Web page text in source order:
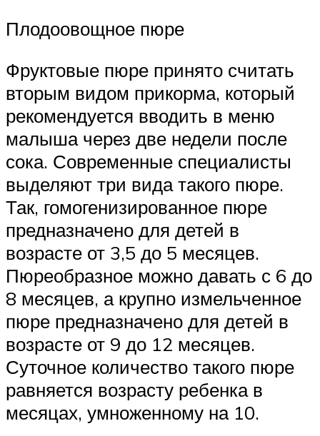
Плодоовощное пюре
Фруктовые пюре принято считать
вторым видом прикорма, который
рекомендуется вводить в меню
малыша через две недели после
сока. Современные специалисты
выделяют три вида такого пюре.
Так, гомогенизированное пюре
предназначено для детей в
возрасте от 3,5 до 5 месяцев.
Пюреобразное можно давать с 6 до
8 месяцев, а крупно измельченное
пюре предназначено для детей в
возрасте от 9 до 12 месяцев.
Суточное количество такого пюре
равняется возрасту ребенка в
месяцах, умноженному на 10.